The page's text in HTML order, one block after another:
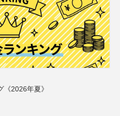
2026年夏》